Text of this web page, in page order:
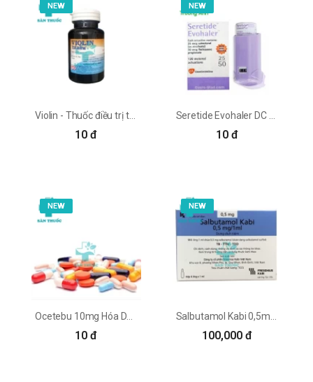
NEW
Violin - Thuốc điều trị triệu chứng cơn hen cấp tính
10 đ
NEW
10 đ
NEW
10 đ
NEW
100,000 đ